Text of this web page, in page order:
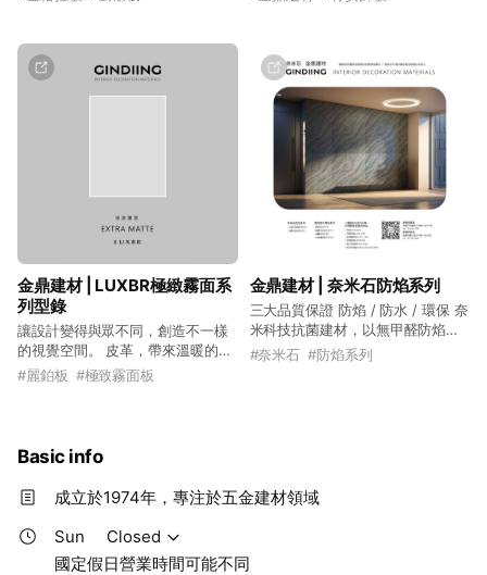
新色。 GIUNGLA 金格拉板 產品表
面具有低甲醛、超耐磨、浮雕觸
感， 自然風格等優點， 另外對表面
認證。通過實驗室八項老化測試、
通過SGS-CNS 7614 防焰一級認
證、通過SGS-CNS 8058 甲醛釋出
量零檢出、通過CNS 14705-1 耐燃
二級認證，以及1000萬產品責任保
金鼎建材 | LUXBR極緻霧面系
列型錄
讓設計變得與眾不同，創造不一樣
的視覺空間。 皮革，帶來溫暖的觸
感及視覺效果，我們將逼真的皮革
極致霧面 開發極細小分子塗料，有
效降低光線反射率，比烤漆更佳細
緻的表面處理工法，達到全霧面的
視覺效果。 ●絲絨觸感 產品觸感柔
軟滑順，為居家空間帶來寧靜優雅
的氛圍，極適合於裝飾壁面及櫥櫃
門片等運用。 ●抗指紋 透過先進的
#麗鉑板 #極致霧面板
金鼎建材 | 奈米石防焰系列
三大品質保證 防焰 / 防水 / 環保 奈
米科技抗菌建材，以無甲醛防焰材
質為基礎 不僅能輕巧施工，而且具
完美結合 為您的居家生活帶來全方
位的品質保障！
#奈米石 #防焰系列
Basic info
成立於1974年，專注於五金建材領域
Sun
Closed
國定假日營業時間可能不同